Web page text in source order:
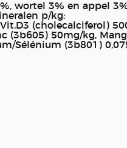
wortel 3% en appel
p/kg:
(cholecalciferol)
(3b605) 50mg/kg,
Sélénium (3b801)